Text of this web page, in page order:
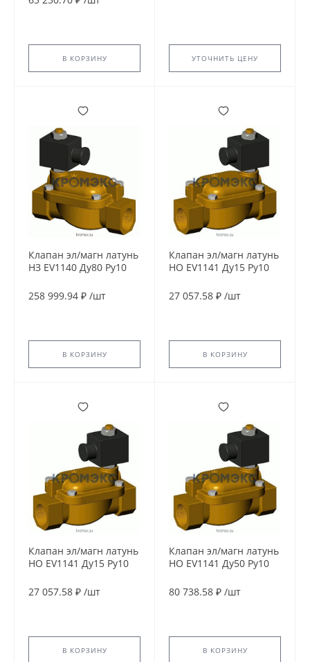
В КОРЗИНУ УТОЧНИТЬ ЦЕНУ
Клапан эл/магн латунь
НЗ EV1140 Ду80 Ру10
Tecofi EV1140-0080-
258 999.94 ₽ /шт
В КОРЗИНУ
Клапан эл/магн латунь
НО EV1141 Ду15 Ру10
Tecofi EV1141-0015-
27 057.58 ₽ /шт
В КОРЗИНУ
Клапан эл/магн латунь
НО EV1141 Ду15 Ру10
Tecofi EV1141-0015-
27 057.58 ₽ /шт
В КОРЗИНУ
Клапан эл/магн латунь
НО EV1141 Ду50 Ру10
Tecofi EV1141-0050-
80 738.58 ₽ /шт
В КОРЗИНУ